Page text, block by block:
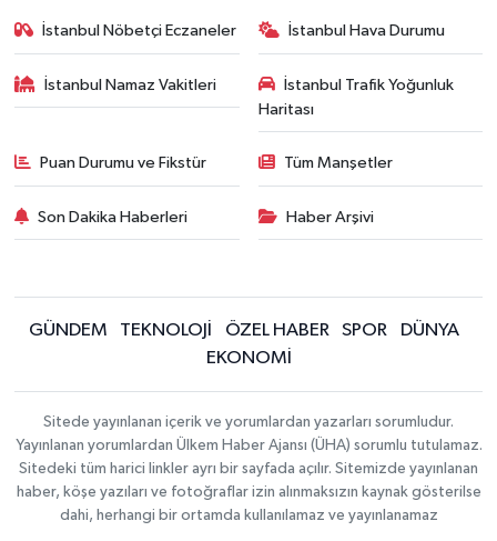
İstanbul Nöbetçi Eczaneler İstanbul Hava Durumu
İstanbul Namaz Vakitleri
İstanbul Trafik Yoğunluk
Haritası
Puan Durumu ve Fikstür Tüm Manşetler
Son Dakika Haberleri Haber Arşivi
GÜNDEM TEKNOLOJİ ÖZEL HABER SPOR
DÜNYA
EKONOMİ
Sitede yayınlanan içerik ve yorumlardan yazarları sorumludur.
Yayınlanan yorumlardan Ülkem Haber Ajansı (ÜHA) sorumlu tutulamaz.
Sitedeki tüm harici linkler ayrı bir sayfada açılır. Sitemizde yayınlanan
haber, köşe yazıları ve fotoğraflar izin alınmaksızın kaynak gösterilse
dahi, herhangi bir ortamda kullanılamaz ve yayınlanamaz